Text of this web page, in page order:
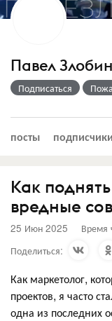
Павел Злобин
Подписаться
посты подписчики
Как
вредные
25 Июн 2025 Время
Поделиться:
Как маркетолог,
проектов, я часто
одна из последних